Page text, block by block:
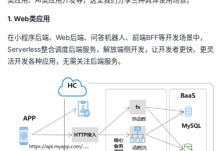
1. Web类应用
在小程序后端、 Web后端、问答机器人、前端BFF等开发场景中，
Serverless整合调度后端服务，解放端侧开发，让开发者更快、更灵
活开发各种应用，无需关注后端服务。